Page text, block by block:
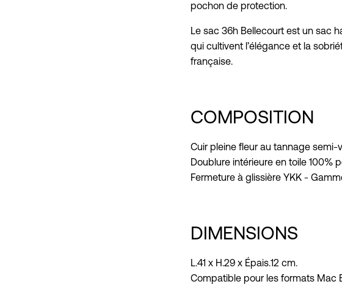
pochon de protection.
Le sac 36h Bellecourt est un sac
qui cultivent l’élégance et la
française.
COMPOSITION
Cuir pleine fleur au tannage semi-
Doublure intérieure en toile 100%
Fermeture à glissière YKK -
DIMENSIONS
L.41 x H.29 x Épais.12 cm.
Compatible pour les formats Mac